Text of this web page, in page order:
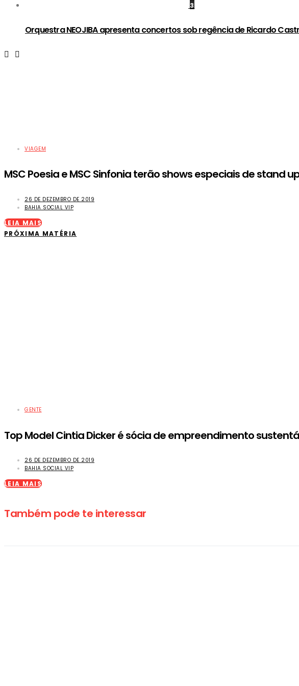
3
Orquestra NEOJIBA apresenta concertos sob regência de Ricardo
VIAGEM
MSC Poesia e MSC Sinfonia terão shows especiais de stand
26 DE DEZEMBRO DE 2019
BAHIA SOCIAL VIP
LEIA MAIS
PRÓXIMA MATÉRIA
GENTE
Top Model Cintia Dicker é sócia de empreendimento
26 DE DEZEMBRO DE 2019
BAHIA SOCIAL VIP
LEIA MAIS
Também pode te interessar